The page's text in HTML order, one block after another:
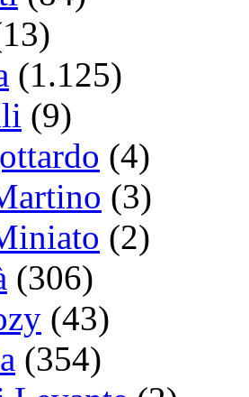
(1.125)
(9)
(4)
(3)
(2)
(306)
(43)
(354)